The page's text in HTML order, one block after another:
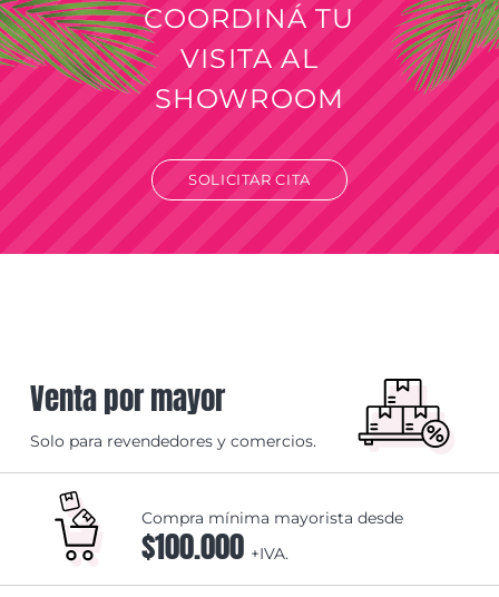
COORDINÁ TU
VISITA AL
SHOWROOM
SOLICITAR CITA
Venta por mayor
Solo para revendedores y comercios.
Compra mínima mayorista desde
$100.000 +IVA.